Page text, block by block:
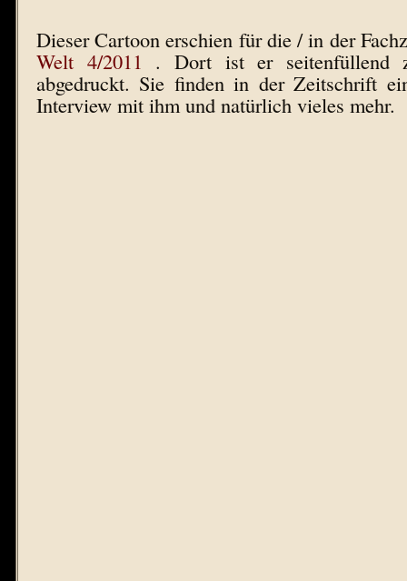
Dieser Cartoon erschien für die / in der
Welt 4/2011 . Dort ist er seitenfüllend
abgedruckt. Sie finden in der Zeitschrift
Interview mit ihm und natürlich vieles mehr.